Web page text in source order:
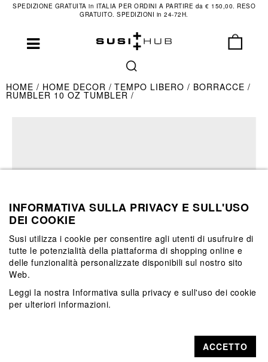
SPEDIZIONE GRATUITA in ITALIA PER ORDINI A PARTIRE da € 150,00. RESO
GRATUITO. SPEDIZIONI in 24-72H.
HOME HOME DECOR TEMPO LIBERO BORRACCE
RUMBLER 10 OZ TUMBLER
INFORMATIVA SULLA PRIVACY E SULL'USO
DEI COOKIE
Susi utilizza i cookie per consentire agli utenti di usufruire di
tutte le potenzialità della piattaforma di shopping online e
delle funzionalità personalizzate disponibili sul nostro sito
Web.
Leggi la nostra Informativa sulla privacy e sull'uso dei cookie
per ulteriori informazioni.
ACCETTO